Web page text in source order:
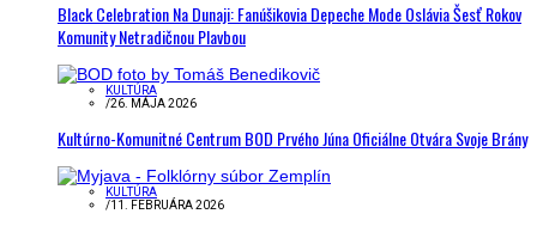
Black Celebration Na Dunaji: Fanúšikovia Depeche Mode Oslávia Šesť Rokov
Komunity Netradičnou Plavbou
KULTÚRA
/26. MÁJA 2026
Kultúrno-Komunitné Centrum BOD Prvého Júna Oficiálne Otvára Svoje Brány
KULTÚRA
/11. FEBRUÁRA 2026